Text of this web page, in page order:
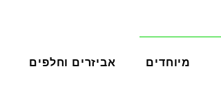
אביזרים וחלפים מיוחדים